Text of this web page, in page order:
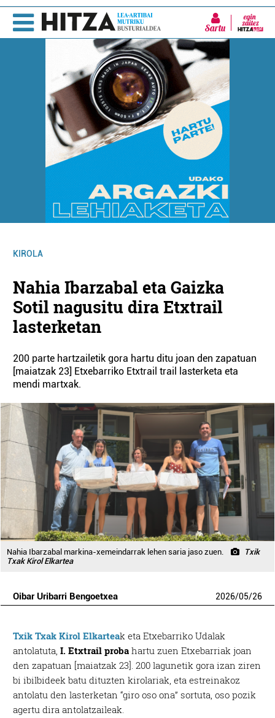
Sartu
KIROLA
Nahia Ibarzabal eta Gaizka
Sotil nagusitu dira Etxtrail
lasterketan
200 parte hartzailetik gora hartu ditu joan den zapatuan
[maiatzak 23] Etxebarriko Etxtrail trail lasterketa eta
mendi martxak.
Nahia Ibarzabal markina-xemeindarrak lehen saria jaso zuen.
Txik
Txak Kirol Elkartea
Oibar Uribarri Bengoetxea 2026/05/26
Txik Txak Kirol Elkarteak eta Etxebarriko Udalak
antolatuta, I. Etxtrail proba hartu zuen Etxebarriak joan
den zapatuan [maiatzak 23]. 200 lagunetik gora izan ziren
bi ibilbideek batu dituzten kirolariak, eta estreinakoz
antolatu den lasterketan “giro oso ona” sortuta, oso pozik
agertu dira antolatzaileak.